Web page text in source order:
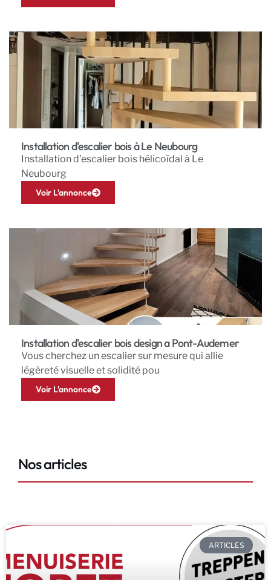
Installation d'escalier bois à Le Neubourg
Installation d’escalier bois hélicoïdal à Le
Neubourg
Voir L'annonce
Installation d'escalier bois design a Pont-Audemer
Vous cherchez un escalier sur mesure qui allie
légèreté visuelle et solidité pou
Voir L'annonce
Nos articles
ARTICLES